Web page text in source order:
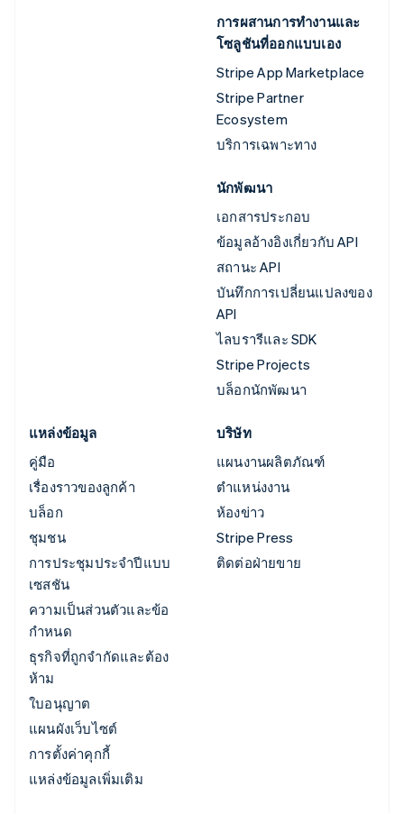
การผสานการทำงานและ
โซลูชันที่ออกแบบเอง
Stripe App Marketplace
Stripe Partner
Ecosystem
บริการเฉพาะทาง
นักพัฒนา
เอกสารประกอบ
ข้อมูลอ้างอิงเกี่ยวกับ API
สถานะ API
บันทึกการเปลี่ยนแปลงของ
API
ไลบรารีและ SDK
Stripe Projects
บล็อกนักพัฒนา
แหล่งข้อมูล
คู่มือ
เรื่องราวของลูกค้า
บล็อก
ชุมชน
การประชุมประจำปีแบบ
เซสชัน
ความเป็นส่วนตัวและข้อ
กำหนด
ธุรกิจที่ถูกจำกัดและต้อง
ห้าม
ใบอนุญาต
แผนผังเว็บไซต์
การตั้งค่าคุกกี้
แหล่งข้อมูลเพิ่มเติม
บริษัท
แผนงานผลิตภัณฑ์
ตำแหน่งงาน
ห้องข่าว
Stripe Press
ติดต่อฝ่ายขาย